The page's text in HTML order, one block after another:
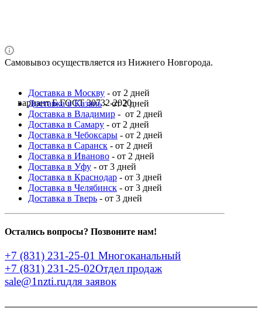
вариант Б ГОСТ 30732-2020
Самовывоз осуществляется из Нижнего Новгорода.
Доставка в Москву - от 2 дней
Доставка в Казань- от 2 дней
Доставка в Владимир - от 2 дней
Доставка в Самару - от 2 дней
Доставка в Чебоксары - от 2 дней
Доставка в Саранск - от 2 дней
Доставка в Иваново - от 2 дней
Доставка в Уфу - от 3 дней
Доставка в Краснодар - от 3 дней
Доставка в Челябинск - от 3 дней
Доставка в Тверь - от 3 дней
Остались вопросы? Позвоните нам!
+7 (831) 231-25-01 Многоканальный
+7 (831) 231-25-02Отдел продаж
sale@1nzti.ruдля заявок